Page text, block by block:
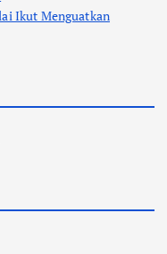
Ikut Menguatkan